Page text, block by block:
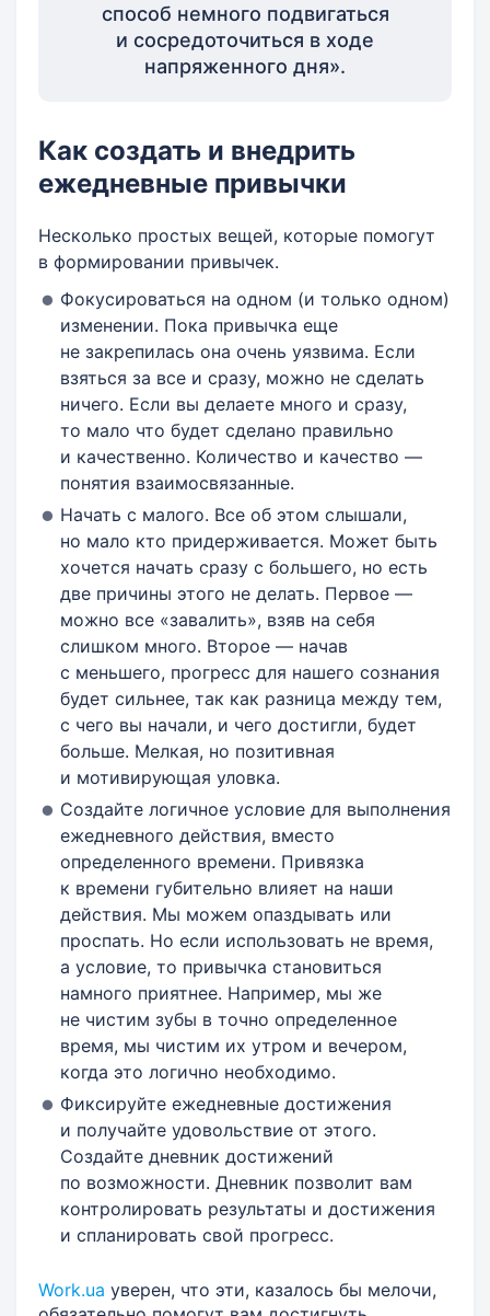
способ немного подвигаться
и сосредоточиться в ходе
напряженного дня».
Как создать и внедрить
ежедневные привычки
Несколько простых вещей, которые помогут
в формировании привычек.
Фокусироваться на одном (и только одном)
изменении. Пока привычка еще
не закрепилась она очень уязвима. Если
взяться за все и сразу, можно не сделать
ничего. Если вы делаете много и сразу,
то мало что будет сделано правильно
и качественно. Количество и качество —
понятия взаимосвязанные.
Начать с малого. Все об этом слышали,
но мало кто придерживается. Может быть
хочется начать сразу с большего, но есть
две причины этого не делать. Первое —
можно все «завалить», взяв на себя
слишком много. Второе — начав
с меньшего, прогресс для нашего сознания
будет сильнее, так как разница между тем,
с чего вы начали, и чего достигли, будет
больше. Мелкая, но позитивная
и мотивирующая уловка.
Создайте логичное условие для выполнения
ежедневного действия, вместо
определенного времени. Привязка
к времени губительно влияет на наши
действия. Мы можем опаздывать или
проспать. Но если использовать не время,
а условие, то привычка становиться
намного приятнее. Например, мы же
не чистим зубы в точно определенное
время, мы чистим их утром и вечером,
когда это логично необходимо.
Фиксируйте ежедневные достижения
и получайте удовольствие от этого.
Создайте дневник достижений
по возможности. Дневник позволит вам
контролировать результаты и достижения
и спланировать свой прогресс.
Work.ua уверен, что эти, казалось бы мелочи,